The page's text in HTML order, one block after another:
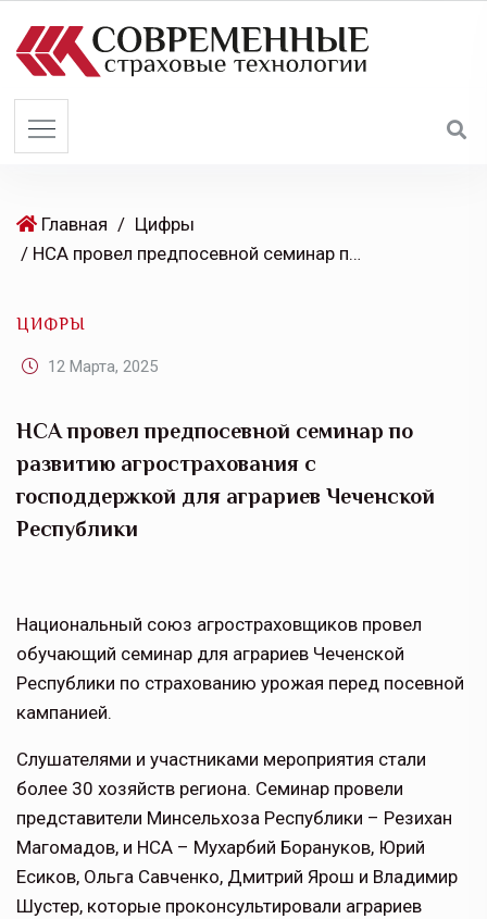
Главная / Цифры
/ НСА провел предпосевной семинар по развитию агрострахования с господдержкой для аграриев Чеченской Республики
ЦИФРЫ
12 Марта, 2025
НСА провел предпосевной семинар по
развитию агрострахования с
господдержкой для аграриев Чеченской
Республики
Национальный союз агростраховщиков провел
обучающий семинар для аграриев Чеченской
Республики по страхованию урожая перед посевной
кампанией.
Слушателями и участниками мероприятия стали
более 30 хозяйств региона. Семинар провели
представители Минсельхоза Республики – Резихан
Магомадов, и НСА – Мухарбий Борануков, Юрий
Есиков, Ольга Савченко, Дмитрий Ярош и Владимир
Шустер, которые проконсультировали аграриев